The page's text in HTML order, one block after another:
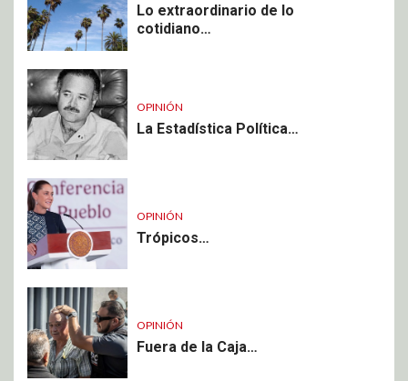
Lo extraordinario de lo
cotidiano…
OPINIÓN
La Estadística Política…
OPINIÓN
Trópicos…
OPINIÓN
Fuera de la Caja…